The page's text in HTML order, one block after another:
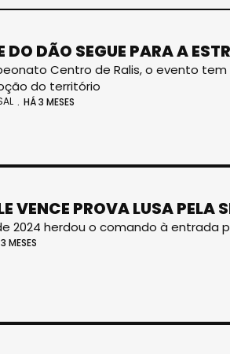
DO DÃO SEGUE PARA A
Centro de Ralis, o evento
do território
HÁ 3 MESES
VENCE PROVA LUSA PELA
2024 herdou o comando à entrada
MESES